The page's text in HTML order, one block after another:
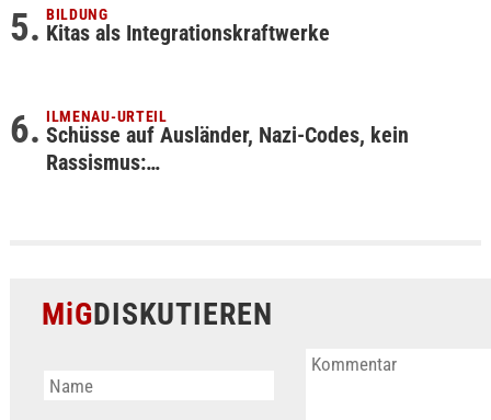
BILDUNG
Kitas als Integrationskraftwerke
ILMENAU-URTEIL
Schüsse auf Ausländer, Nazi-Codes, kein
Rassismus:…
MiGDISKUTIEREN